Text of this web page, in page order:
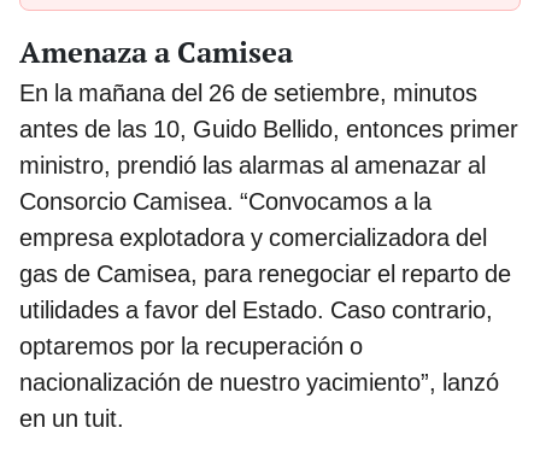
Amenaza a Camisea
En la mañana del 26 de setiembre, minutos
antes de las 10, Guido Bellido, entonces primer
ministro, prendió las alarmas al amenazar al
Consorcio Camisea. “Convocamos a la
empresa explotadora y comercializadora del
gas de Camisea, para renegociar el reparto de
utilidades a favor del Estado. Caso contrario,
optaremos por la recuperación o
nacionalización de nuestro yacimiento”, lanzó
en un tuit.